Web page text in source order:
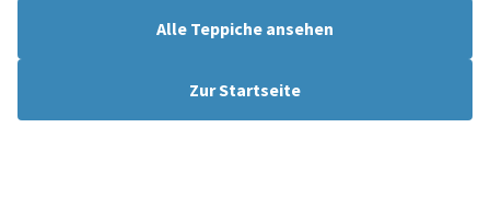
Alle Teppiche ansehen
Zur Startseite